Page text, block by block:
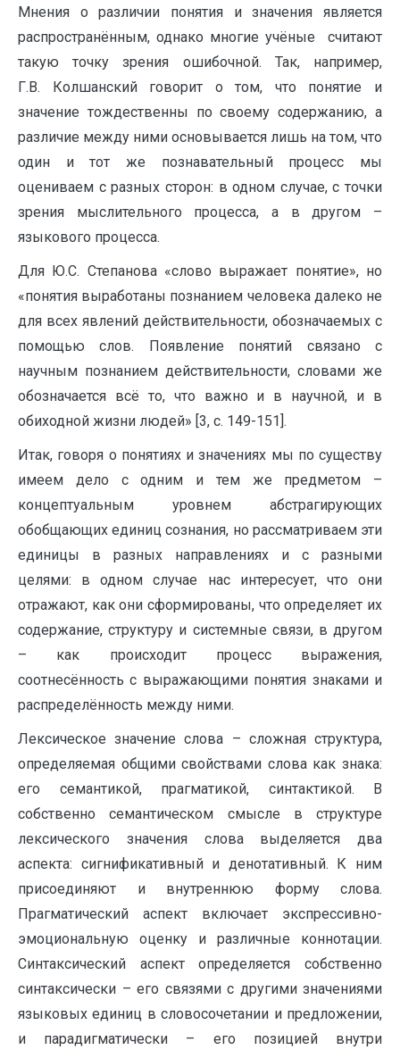
Мнения о различии понятия и значения является
распространённым, однако многие учёные считают
такую точку зрения ошибочной. Так, например,
Г.В. Колшанский говорит о том, что понятие и
значение тождественны по своему содержанию, а
различие между ними основывается лишь на том, что
один и тот же познавательный процесс мы
оцениваем с разных сторон: в одном случае, с точки
зрения мыслительного процесса, а в другом –
языкового процесса.
Для Ю.С. Степанова «слово выражает понятие», но
«понятия выработаны познанием человека далеко не
для всех явлений действительности, обозначаемых с
помощью слов. Появление понятий связано с
научным познанием действительности, словами же
обозначается всё то, что важно и в научной, и в
обиходной жизни людей» [3, c. 149-151].
Итак, говоря о понятиях и значениях мы по существу
имеем дело с одним и тем же предметом –
концептуальным уровнем абстрагирующих
обобщающих единиц сознания, но рассматриваем эти
единицы в разных направлениях и с разными
целями: в одном случае нас интересует, что они
отражают, как они сформированы, что определяет их
содержание, структуру и системные связи, в другом
– как происходит процесс выражения,
соотнесённость с выражающими понятия знаками и
распределённость между ними.
Лексическое значение слова – сложная структура,
определяемая общими свойствами слова как знака:
его семантикой, прагматикой, синтактикой. В
собственно семантическом смысле в структуре
лексического значения слова выделяется два
аспекта: сигнификативный и денотативный. К ним
присоединяют и внутреннюю форму слова.
Прагматический аспект включает экспрессивно-
эмоциональную оценку и различные коннотации.
Синтаксический аспект определяется собственно
синтаксически – его связями с другими значениями
языковых единиц в словосочетании и предложении,
и парадигматически – его позицией внутри